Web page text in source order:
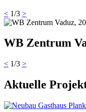
< 1/3 >
WB Zentrum
< 1/3 >
Aktuelle